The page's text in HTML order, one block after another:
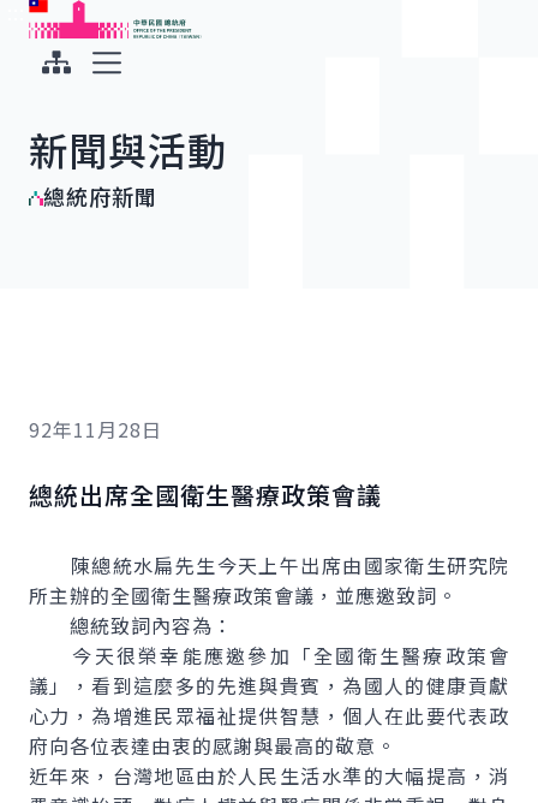
跳到主要內容
中華民國總統府
新聞與活動
總統府新聞
92年11月28日
總統出席全國衛生醫療政策會議
陳總統水扁先生今天上午出席由國家衛生研究院
所主辦的全國衛生醫療政策會議，並應邀致詞。
總統致詞內容為：
今天很榮幸能應邀參加「全國衛生醫療政策會
議」，看到這麼多的先進與貴賓，為國人的健康貢獻
心力，為增進民眾福祉提供智慧，個人在此要代表政
府向各位表達由衷的感謝與最高的敬意。
近年來，台灣地區由於人民生活水準的大幅提高，消